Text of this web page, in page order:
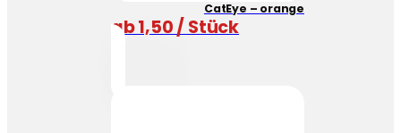
CatEye – orange
ab 1,50 / Stück